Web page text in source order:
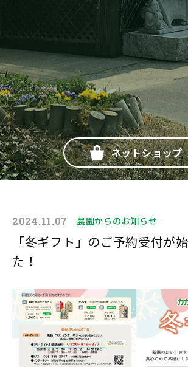
ネットショップ
2024.11.07 農園からのお知らせ
「冬ギフト」のご予約受付が
た！